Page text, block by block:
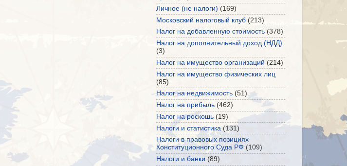
Личное (не налоги) (169)
Московский налоговый клуб (213)
Налог на добавленную стоимость (378)
Налог на дополнительный доход (НДД)
(3)
Налог на имущество организаций (214)
Налог на имущество физических лиц
(85)
Налог на недвижимость (51)
Налог на прибыль (462)
Налог на роскошь (19)
Налоги и статистика (131)
Налоги в правовых позициях
Конституционного Суда РФ (109)
Налоги и банки (89)